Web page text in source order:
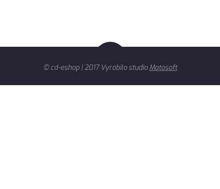
© cd-eshop | 2017 Vyrobilo studio Matosoft